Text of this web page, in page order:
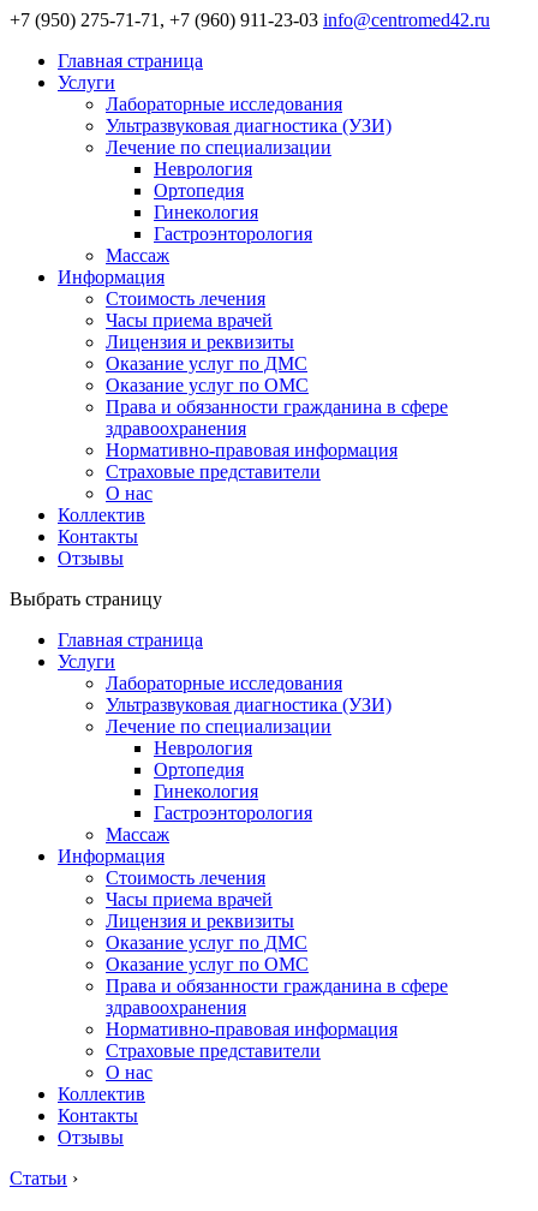
+7 (950) 275-71-71, +7 (960) 911-23-03 info@centromed42.ru
Главная страница
Услуги
Лабораторные исследования
Ультразвуковая диагностика (УЗИ)
Лечение по специализации
Неврология
Ортопедия
Гинекология
Гастроэнторология
Массаж
Информация
Стоимость лечения
Часы приема врачей
Лицензия и реквизиты
Оказание услуг по ДМС
Оказание услуг по ОМС
Права и обязанности гражданина в сфере
здравоохранения
Нормативно-правовая информация
Страховые представители
О нас
Коллектив
Контакты
Отзывы
Выбрать страницу
Главная страница
Услуги
Лабораторные исследования
Ультразвуковая диагностика (УЗИ)
Лечение по специализации
Неврология
Ортопедия
Гинекология
Гастроэнторология
Массаж
Информация
Стоимость лечения
Часы приема врачей
Лицензия и реквизиты
Оказание услуг по ДМС
Оказание услуг по ОМС
Права и обязанности гражданина в сфере
здравоохранения
Нормативно-правовая информация
Страховые представители
О нас
Коллектив
Контакты
Отзывы
Статьи ›